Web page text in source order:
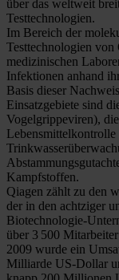
über das weltweit
Testtechnologien.
Im Bereich der
Testtechnologien
medizinischen
Infektionen anhand
Basis dieser
Einsatzgebiete sind
Vogelgrippeviren),
Kampfstoffen.
Qiagen zählt zu den
der in den achtziger
Biotechnologie-
über 3 500
2009 wurde ein
Milliarde US-Dollar